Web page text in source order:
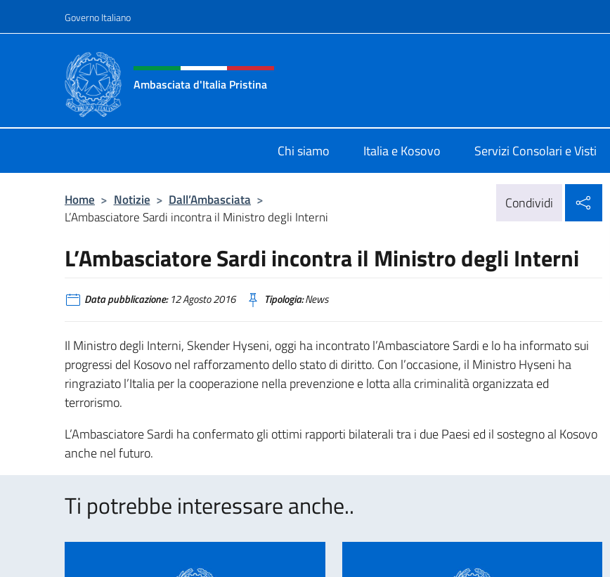
Governo Italiano
Intestazione sito, social e menù
Ambasciata d'Italia Pristina
Chi siamo Italia e Kosovo Servizi Consolari e Visti
Home > Notizie > Dall’Ambasciata >
L’Ambasciatore Sardi incontra il Ministro degli Interni
Condividi
L’Ambasciatore Sardi incontra il Ministro degli Interni
Data pubblicazione:12 Agosto 2016 Tipologia:News
Il Ministro degli Interni, Skender Hyseni, oggi ha incontrato l’Ambasciatore Sardi e lo ha informato sui
progressi del Kosovo nel rafforzamento dello stato di diritto. Con l’occasione, il Ministro Hyseni ha
ringraziato l’Italia per la cooperazione nella prevenzione e lotta alla criminalità organizzata ed
terrorismo.
L’Ambasciatore Sardi ha confermato gli ottimi rapporti bilaterali tra i due Paesi ed il sostegno al Kosovo
anche nel futuro.
Ti potrebbe interessare anche..